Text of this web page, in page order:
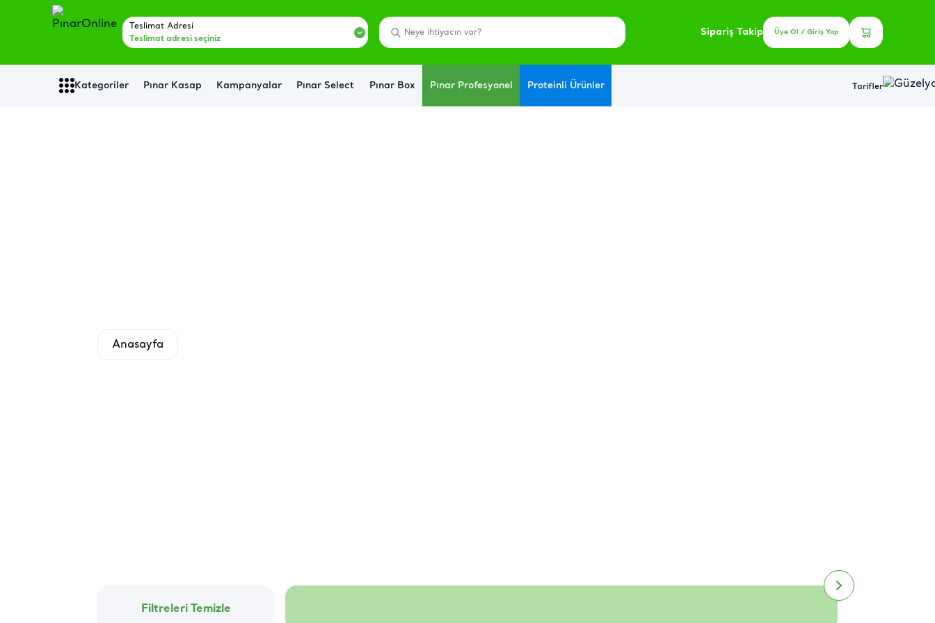
Teslimat Adresi
Teslimat adresi seçiniz
Sipariş Takip Üye Ol / Giriş Yap
Kategoriler Pınar Kasap Kampanyalar Pınar Select Pınar Box Pınar Profesyonel Proteinli Ürünler Tarifler
Anasayfa
Filtreleri Temizle